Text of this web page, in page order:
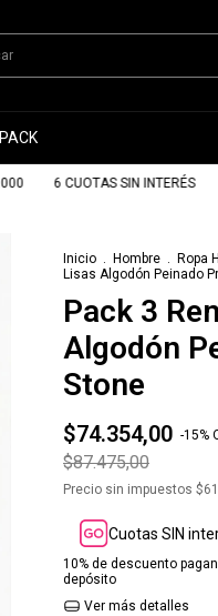
PACK
6 CUOTAS SIN INTERÉS
Inicio . Hombre . Ropa
Lisas Algodón Peinado
Pack 3
Algodón
Stone
$74.354,00 -15%
$87.475,00
Precio sin impuestos
Cuotas SIN
10% de descuento
depósito
Ver más detalles